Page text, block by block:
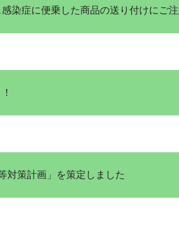
染症に便乗した商品の送り付けにご
対策計画」を策定しました